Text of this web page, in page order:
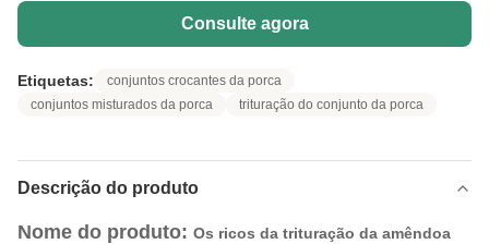
Consulte agora
Etiquetas:
conjuntos crocantes da porca
conjuntos misturados da porca
trituração do conjunto da porca
Descrição do produto
Nome do produto: Os ricos da trituração da amêndoa